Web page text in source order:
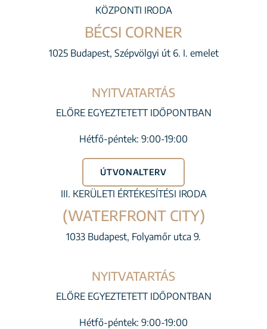
KÖZPONTI IRODA
BÉCSI CORNER
1025 Budapest, Szépvölgyi út 6. I. emelet
NYITVATARTÁS
ELŐRE EGYEZTETETT IDŐPONTBAN
Hétfő-péntek: 9:00-19:00
ÚTVONALTERV
III. KERÜLETI ÉRTÉKESÍTÉSI IRODA
(WATERFRONT CITY)
1033 Budapest, Folyamőr utca 9.
NYITVATARTÁS
ELŐRE EGYEZTETETT IDŐPONTBAN
Hétfő-péntek: 9:00-19:00